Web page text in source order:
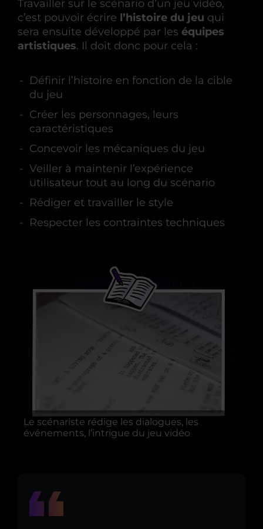
Travailler sur le scénario d’un jeu vidéo,
c’est pouvoir écrire l’histoire du jeu qui
sera ensuite développé par les équipes
artistiques. Il doit donc pour cela :
Définir l’histoire en fonction de la cible
du jeu
Créer les personnages, leurs
caractéristiques
Concevoir les mécaniques du jeu
Veiller à maintenir l’expérience
utilisateur tout au long du scénario
Rédiger et travailler le style
Respecter les contraintes techniques
Le scénariste rédige les dialogues, les
événements, l’intrigue du jeu vidéo